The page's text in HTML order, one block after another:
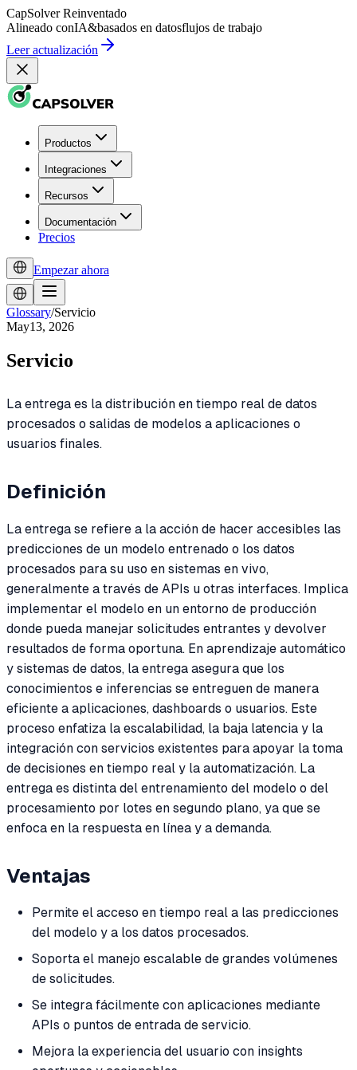
CapSolver Reinventado
Alineado conIA&basados en datosflujos de trabajo
Leer actualización
Productos
Integraciones
Recursos
Documentación
Precios
Empezar ahora
Glossary/Servicio
May13, 2026
Servicio
La entrega es la distribución en tiempo real de datos
procesados o salidas de modelos a aplicaciones o
usuarios finales.
Definición
La entrega se refiere a la acción de hacer accesibles las
predicciones de un modelo entrenado o los datos
procesados para su uso en sistemas en vivo,
generalmente a través de APIs u otras interfaces. Implica
implementar el modelo en un entorno de producción
donde pueda manejar solicitudes entrantes y devolver
resultados de forma oportuna. En aprendizaje automático
y sistemas de datos, la entrega asegura que los
conocimientos e inferencias se entreguen de manera
eficiente a aplicaciones, dashboards o usuarios. Este
proceso enfatiza la escalabilidad, la baja latencia y la
integración con servicios existentes para apoyar la toma
de decisiones en tiempo real y la automatización. La
entrega es distinta del entrenamiento del modelo o del
procesamiento por lotes en segundo plano, ya que se
enfoca en la respuesta en línea y a demanda.
Ventajas
Permite el acceso en tiempo real a las predicciones
del modelo y a los datos procesados.
Soporta el manejo escalable de grandes volúmenes
de solicitudes.
Se integra fácilmente con aplicaciones mediante
APIs o puntos de entrada de servicio.
Mejora la experiencia del usuario con insights